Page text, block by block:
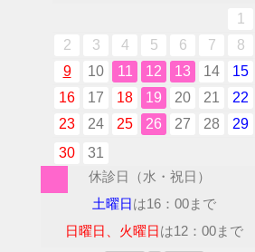
1
2
3 4 5 6 7
8
9
10 11 12 13 14
15
16
17 18 19 20 21
22
23
24 25 26 27 28
29
30
31
休診日（水・祝日）
土曜日は16：00まで
日曜日、火曜日は12：00まで